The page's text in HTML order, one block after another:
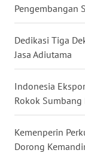
Pengembangan
Dedikasi Tiga
Jasa Adiutama
Indonesia
Rokok
Kemenperin
Dorong
WN
KALTARA
WN
KALSEL
WN
KALTIM
WN